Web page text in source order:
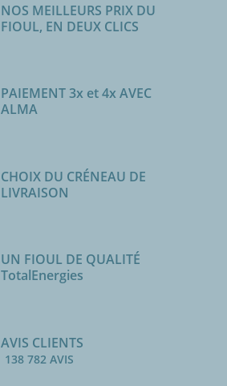
NOS MEILLEURS PRIX DU
FIOUL, EN DEUX CLICS
PAIEMENT 3x et 4x AVEC
ALMA
CHOIX DU CRÉNEAU DE
LIVRAISON
UN FIOUL DE QUALITÉ
TotalEnergies
AVIS CLIENTS
138 782 AVIS